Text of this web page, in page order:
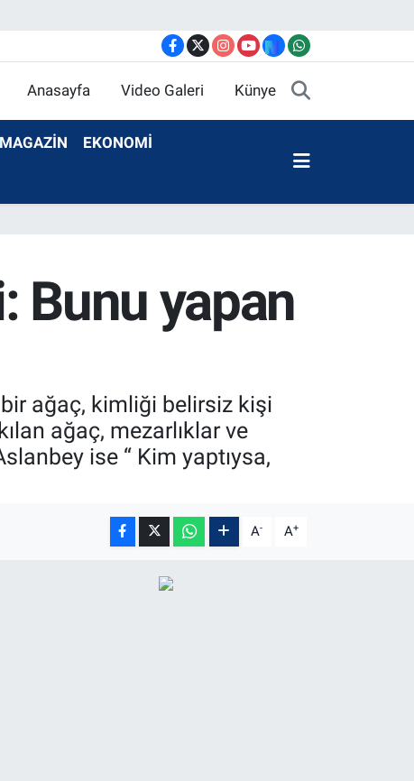
Anasayfa Video Galeri Künye
MAGAZİN EKONOMİ
Bunu yapan
bir ağaç, kimliği belirsiz kişi
ağaç, mezarlıklar ve
ise “ Kim yaptıysa,
A- A+